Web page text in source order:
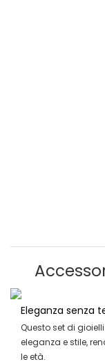
Eleganza senza
Questo set di
eleganza e stile,
le età.